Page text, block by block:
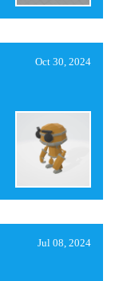
Oct 30, 2024
Jul 08, 2024